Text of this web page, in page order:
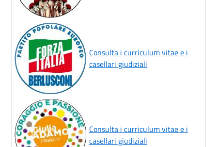
Consulta i curriculum vitae e i
casellari giudiziali
Consulta i curriculum vitae e i
casellari giudiziali